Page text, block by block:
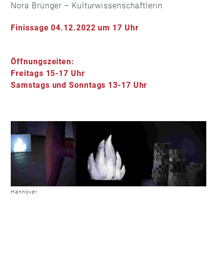
Nora Brünger – Kulturwissenschaftlerin
Finissage 04.12.2022 um 17 Uhr
Öffnungszeiten:
Freitags 15-17 Uhr
Samstags und Sonntags 13-17 Uhr
Hannover